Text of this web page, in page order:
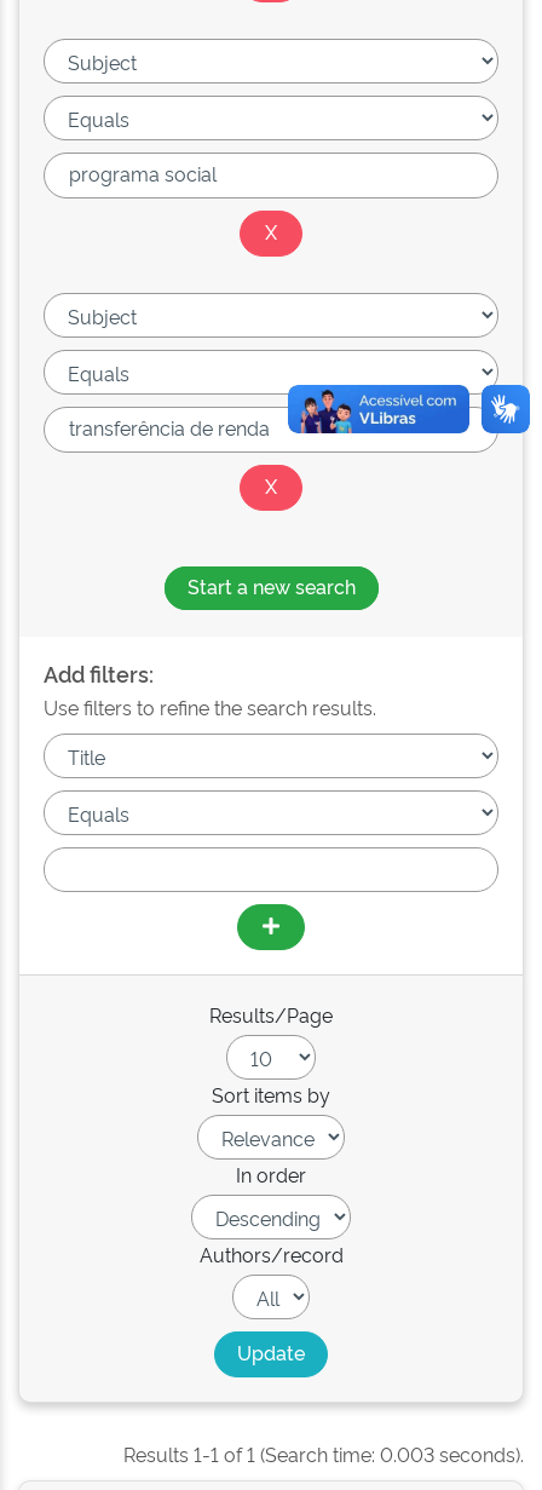
Start a new search
Add filters:
Use filters to refine the search results.
Results/Page
Sort items by
In order
Authors/record
Results 1-1 of 1 (Search time: 0.003 seconds).